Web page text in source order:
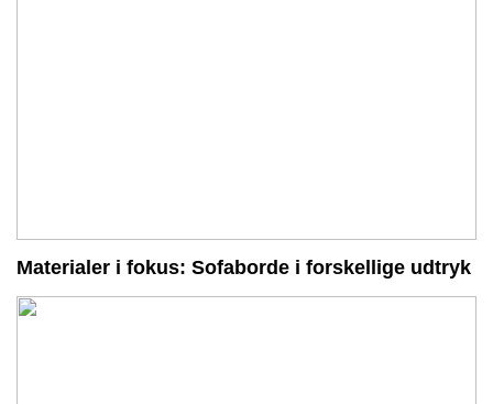
Materialer i fokus: Sofaborde i forskellige udtryk